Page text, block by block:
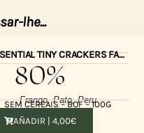
lhe...
ESSENTIAL TINY CRACKERS FARM & FIELDS 100gr
80%
Frango, Pato, Peru
SEM CEREAIS – BOF – 100G
AÑADIR |4,00€